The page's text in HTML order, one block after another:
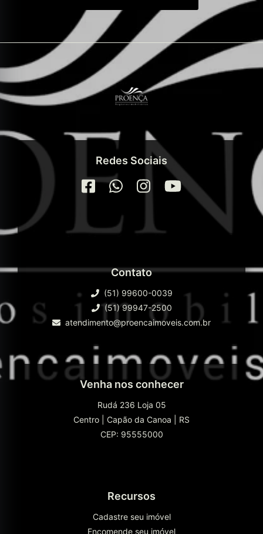
Redes Sociais
Contato
(51) 99600-0039
(51) 99947-2500
atendimento@proencaimoveis.com.br
Venha nos conhecer
Rudá 236 Loja 05
Centro
Capão da Canoa
RS
CEP: 95555000
Recursos
Cadastre seu imóvel
Encomende seu imóvel